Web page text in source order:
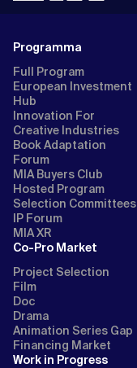
Programma
Full Program
European Investment
Hub
Innovation For
Creative Industries
Book Adaptation
Forum
MIA Buyers Club
Hosted Program
Selection Committees
IP Forum
MIA XR
Co-Pro Market
Project Selection
Film
Doc
Drama
Animation Series Gap
Financing Market
Work in Progress